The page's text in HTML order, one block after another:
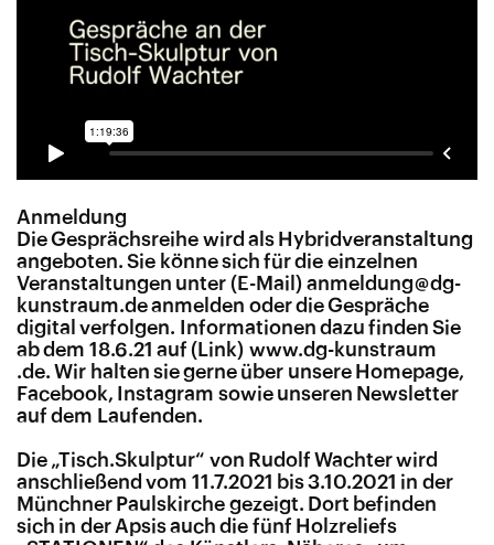
Anmeldung
Die Gesprächsreihe wird als Hybridveranstaltung
angeboten. Sie könne sich für die einzelnen
Veranstaltungen unter
anmeldung@dg-
kunstraum.deanmelden oder die Gespräche
digital verfolgen. Informationen dazu finden Sie
ab dem 18.6.21 auf
www​.dg​-kunstraum​
.de. Wir halten sie gerne über unsere Homepage,
Facebook, Instagram sowie unseren Newsletter
auf dem Laufenden.
Die „Tisch.Skulptur“ von Rudolf Wachter wird
anschließend vom 11.7.2021 bis 3.10.2021 in der
Münchner Paulskirche gezeigt. Dort befinden
sich in der Apsis auch die fünf Holzreliefs